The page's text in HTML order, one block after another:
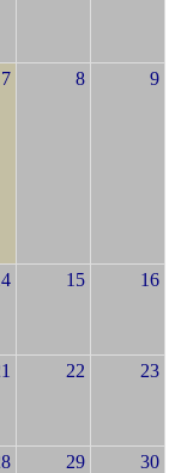
7 8 9
15 16
22 23
29 30